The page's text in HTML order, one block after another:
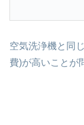
空気洗浄機と同
費)が高いことが